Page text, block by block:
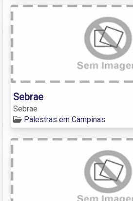
Sebrae
Sebrae
Palestras em Campinas